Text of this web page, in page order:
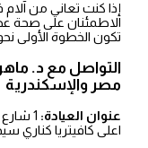
إذا كنت تعاني من
الاطمئنان على
تكون الخطوة الأولى
التواصل مع د.
مصر والإسكندرية
عنوان العيادة:
1
اعلى كافيتريا كناري